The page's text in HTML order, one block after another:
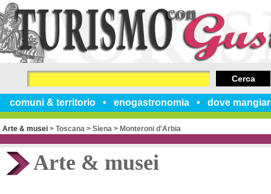
comuni & territorio enogastronomia dove
Cerca
Arte & musei > Toscana > Siena > Monteroni d'Arbia
Arte & musei